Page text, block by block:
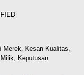
Merek, Kesan Kualitas,
Keputusan